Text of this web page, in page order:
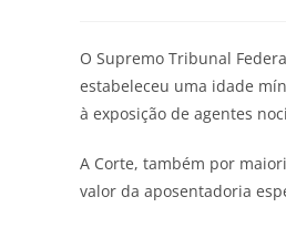
O Supremo Tribunal
estabeleceu uma idade
à exposição de agentes
A Corte, também por
valor da aposentadoria